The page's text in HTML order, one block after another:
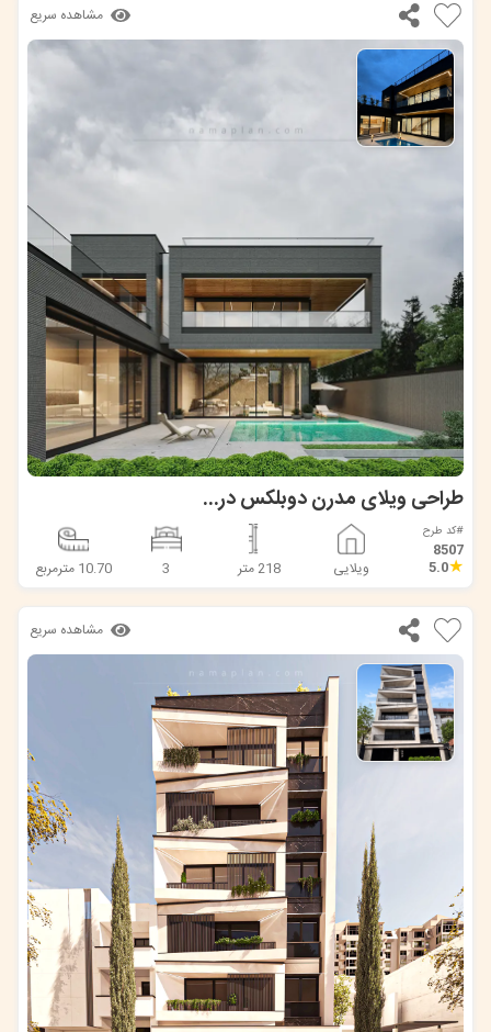
مشاهده سریع
طراحی ویلای مدرن دوبلکس در دودانگه
#کد طرح
8507
★
5.0 ویلایی 218 متر 3 10.70 مترمربع
مشاهده سریع